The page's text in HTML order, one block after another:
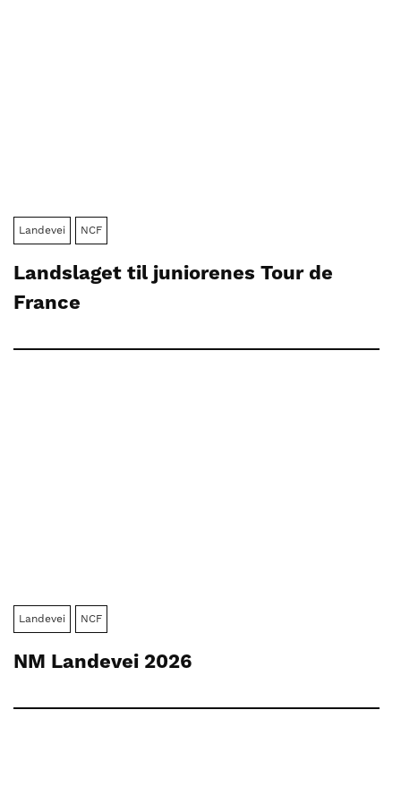
Landevei NCF
Landslaget til juniorenes Tour de
France
Landevei NCF
NM Landevei 2026